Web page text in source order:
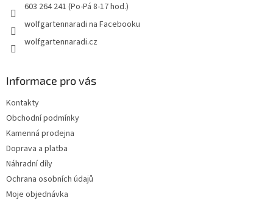
603 264 241 (Po-Pá 8-17 hod.)
wolfgartennaradi na Facebooku
wolfgartennaradi.cz
Informace pro vás
Kontakty
Obchodní podmínky
Kamenná prodejna
Doprava a platba
Náhradní díly
Ochrana osobních údajů
Moje objednávka